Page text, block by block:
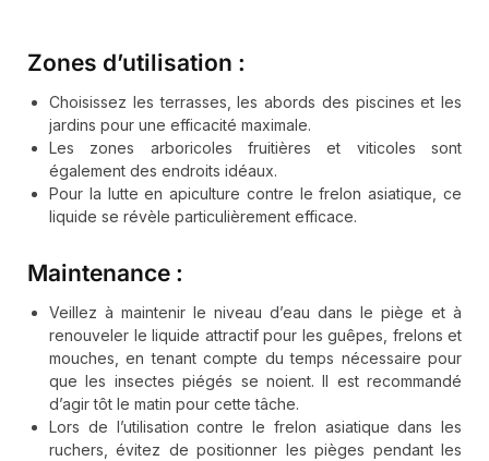
Zones d’utilisation :
Choisissez les terrasses, les abords des piscines et les
jardins pour une efficacité maximale.
Les zones arboricoles fruitières et viticoles sont
également des endroits idéaux.
Pour la lutte en apiculture contre le frelon asiatique, ce
liquide se révèle particulièrement efficace.
Maintenance :
Veillez à maintenir le niveau d’eau dans le piège et à
renouveler le liquide attractif pour les guêpes, frelons et
mouches, en tenant compte du temps nécessaire pour
que les insectes piégés se noient. Il est recommandé
d’agir tôt le matin pour cette tâche.
Lors de l’utilisation contre le frelon asiatique dans les
ruchers, évitez de positionner les pièges pendant les